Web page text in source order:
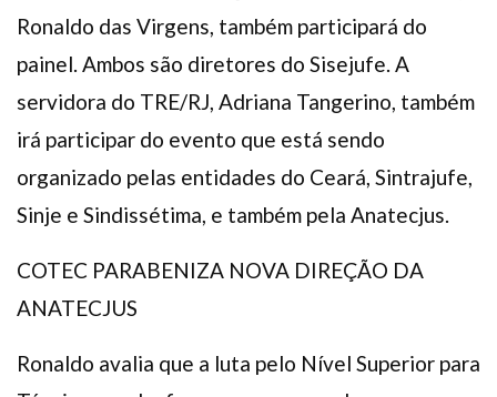
Ronaldo das Virgens, também participará do
painel. Ambos são diretores do Sisejufe. A
servidora do TRE/RJ, Adriana Tangerino, também
irá participar do evento que está sendo
organizado pelas entidades do Ceará, Sintrajufe,
Sinje e Sindissétima, e também pela Anatecjus.
COTEC PARABENIZA NOVA DIREÇÃO DA
ANATECJUS
Ronaldo avalia que a luta pelo Nível Superior para